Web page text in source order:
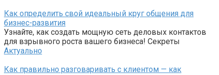
Как определить свой идеальный круг общения для
бизнес-развития
Узнайте, как создать мощную сеть деловых контактов
для взрывного роста вашего бизнеса! Секреты
Актуально
Как правильно разговаривать с клиентом — как